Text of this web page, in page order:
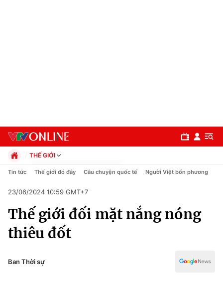
Chuyên mục
Chính trị
THẾ GIỚI
Chính trị
Pháp luật
Kinh tế
Thể thao
Truyền hình
Y tế
Tin tức Thế giới đó đây Câu chuyện quốc tế Người Việt bốn phương
23/06/2024 10:59 GMT+7
Thế giới đối mặt nắng nóng
thiêu đốt
Ban Thời sự